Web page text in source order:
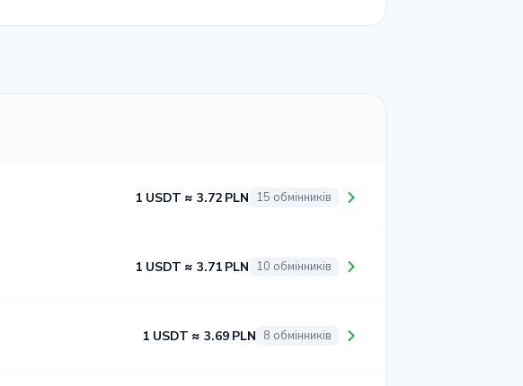
1 USDT ≈ 3.72 PLN 15 обмінників
1 USDT ≈ 3.71 PLN 10 обмінників
1 USDT ≈ 3.69 PLN 8 обмінників